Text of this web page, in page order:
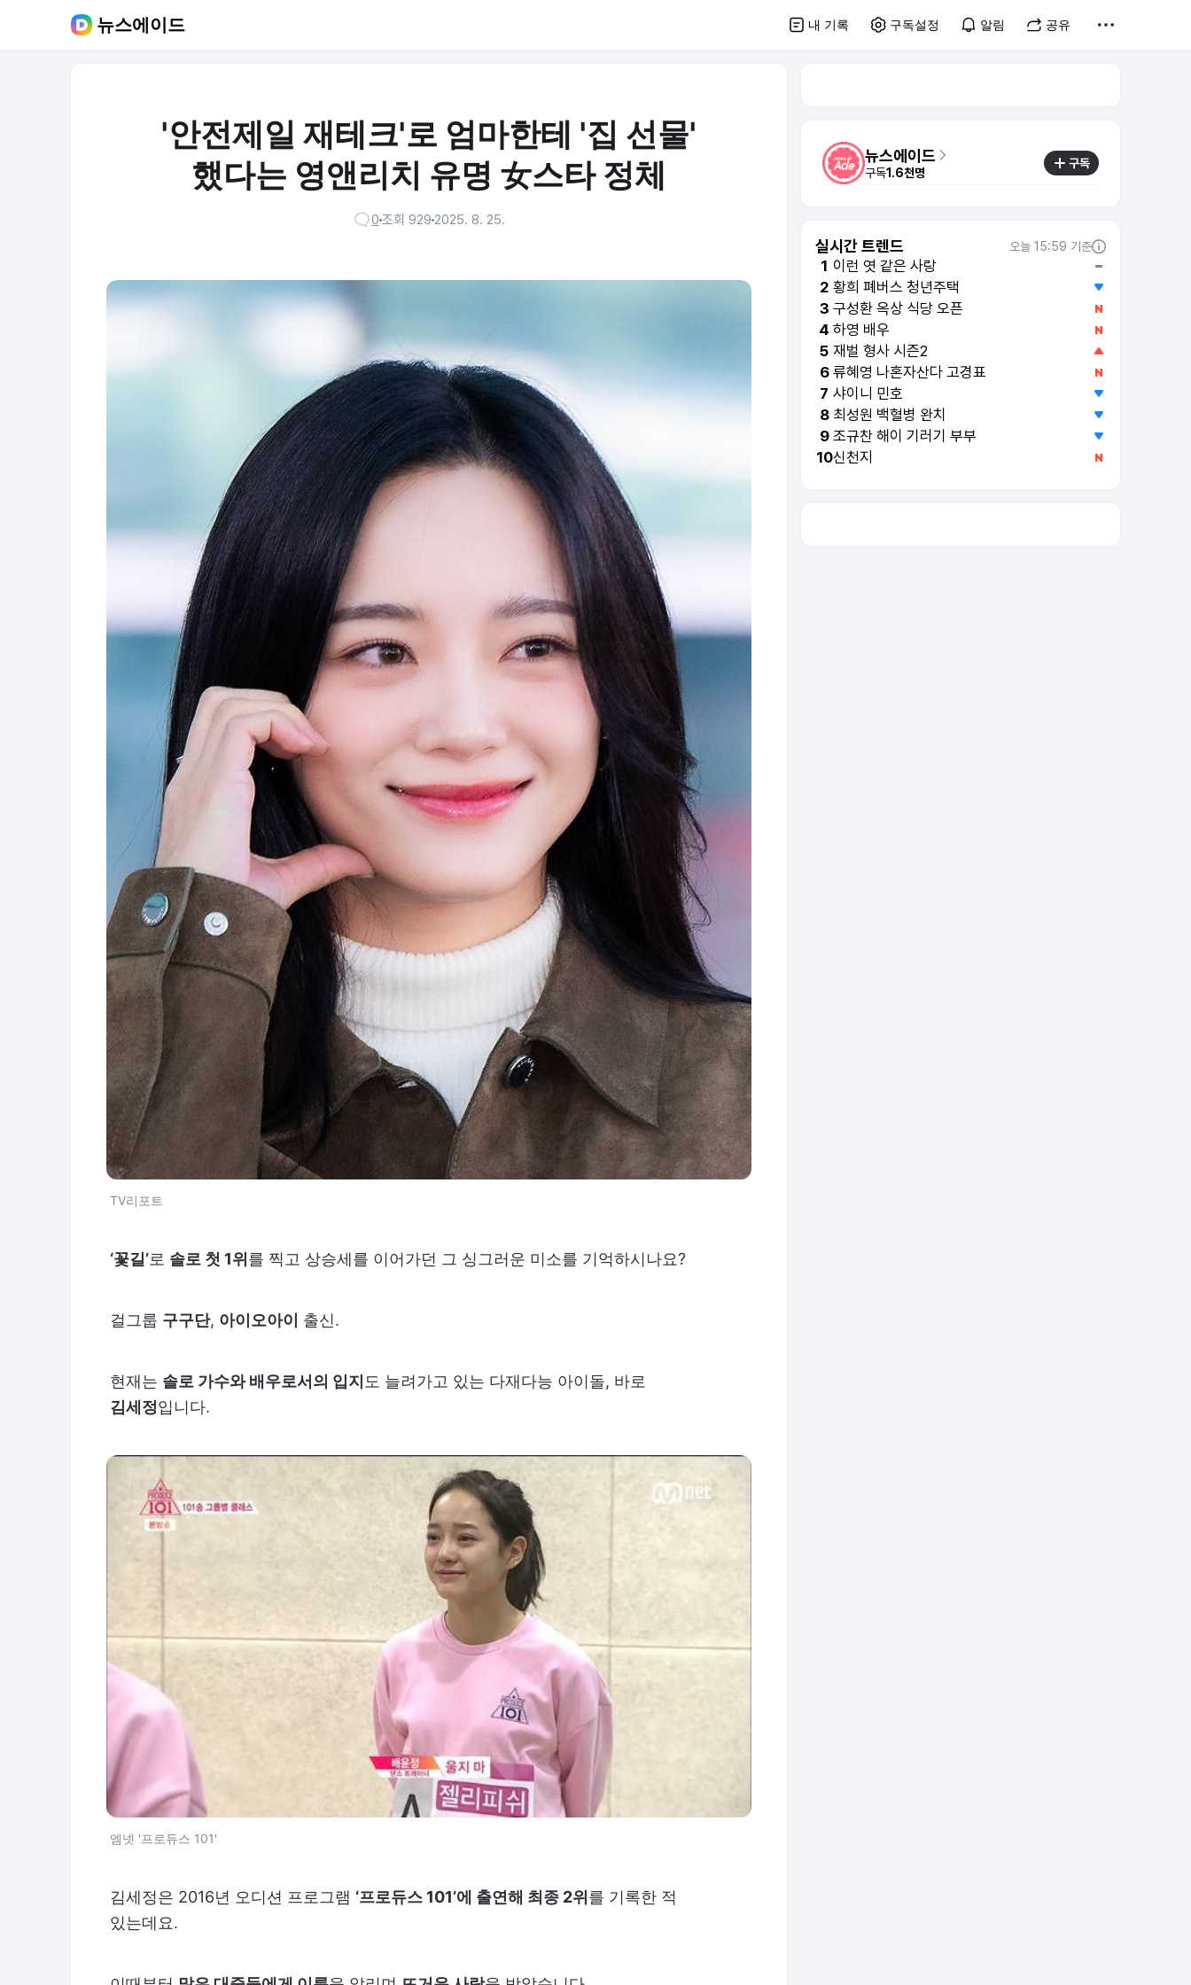
뉴스에이드 내 기록 구독설정 알림 공유
'안전제일 재테크'로 엄마한테 '집 선물'
했다는 영앤리치 유명 女스타 정체
0 조회 929 2025. 8. 25.
TV리포트
‘꽃길’로 솔로 첫 1위를 찍고 상승세를 이어가던 그 싱그러운 미소를 기억하시나요?
걸그룹 구구단, 아이오아이 출신.
현재는 솔로 가수와 배우로서의 입지 도 늘려가고 있는 다재다능 아이돌, 바로
김세정입니다.
엠넷 '프로듀스 101'
김세정은 2016년 오디션 프로그램 ‘프로듀스 101’에 출연해 최종 2위 를 기록한 적
있는데요.
뉴스에이드
구독1.6천명
구독
실시간 트렌드 오늘 15:59 기준
1 이런 엿 같은 사랑
2 황희 폐버스 청년주택
3 구성환 옥상 식당 오픈
4 하영 배우
5 재벌 형사 시즌2
6 류혜영 나혼자산다 고경표
7 샤이니 민호
8 최성원 백혈병 완치
9 조규찬 해이 기러기 부부
10신천지